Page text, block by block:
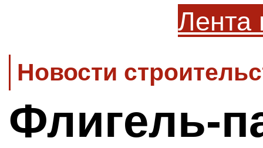
Лента
Новости
Флигель-